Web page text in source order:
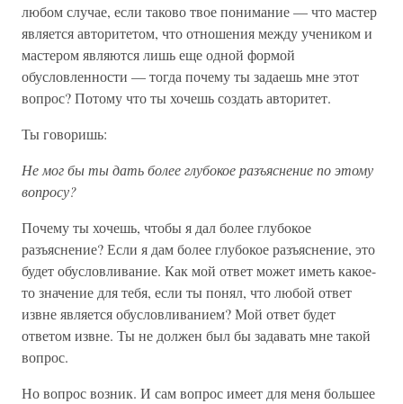
любом случае, если таково твое понимание — что мастер
является авторитетом, что отношения между учеником и
мастером являются лишь еще одной формой
обусловленности — тогда почему ты задаешь мне этот
вопрос? Потому что ты хочешь создать авторитет.
Ты говоришь:
Не мог бы ты дать более глубокое разъяснение по этому
вопросу?
Почему ты хочешь, чтобы я дал более глубокое
разъяснение? Если я дам более глубокое разъяснение, это
будет обусловливание. Как мой ответ может иметь какое-
то значение для тебя, если ты понял, что любой ответ
извне является обусловливанием? Мой ответ будет
ответом извне. Ты не должен был бы задавать мне такой
вопрос.
Но вопрос возник. И сам вопрос имеет для меня большее